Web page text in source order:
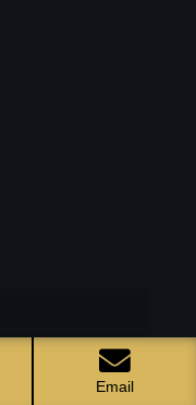
Email